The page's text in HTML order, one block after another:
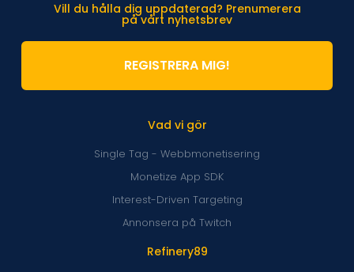
Refinery89
Vad vi gör
Single Tag - Webbmonetisering
Monetize App SDK
Interest-Driven Targeting
Annonsera på Twitch
Vill du hålla dig uppdaterad? Prenumerera
på vårt nyhetsbrev
REGISTRERA MIG!